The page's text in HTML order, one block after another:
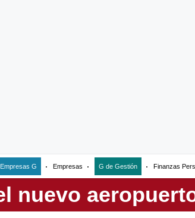
Empresas G Empresas G de Gestión Finanzas